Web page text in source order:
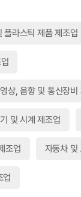
이달의
소공인
플라스틱 제품 제조업
상, 음향 및 통신장비
및 시계 제조업
조업 자동차 및
업